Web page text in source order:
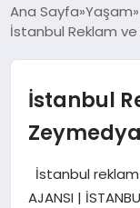
SPOR
EKONOMI
DÜNYA
Ana Sayfa Yaşam
İstanbul Reklam ve
İstanbul
İstanbul reklam
AJANSI |